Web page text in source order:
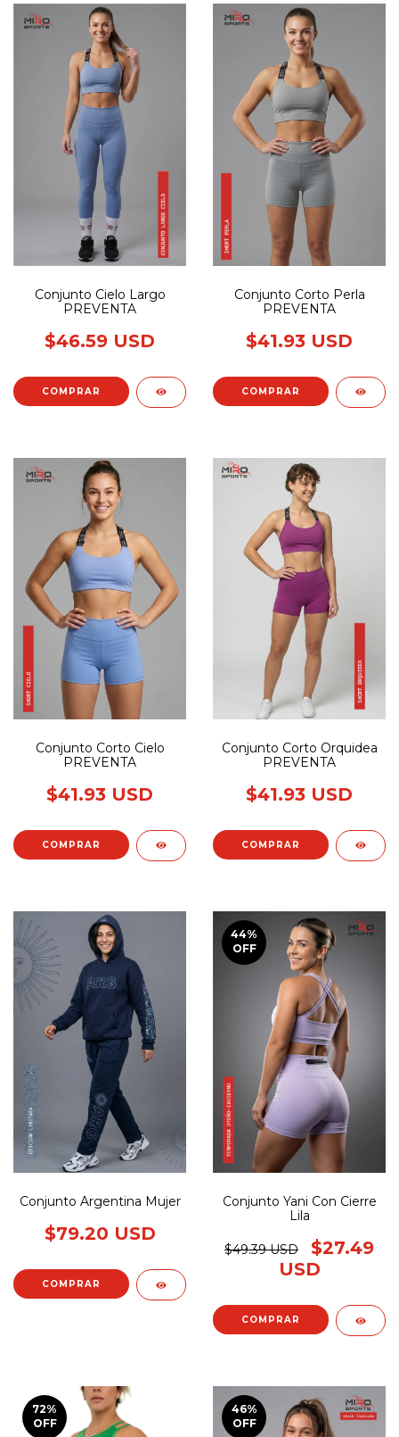
Conjunto Cielo Largo
PREVENTA
$46.59 USD
COMPRAR
Conjunto Corto Perla
PREVENTA
$41.93 USD
COMPRAR
Conjunto Corto Cielo
PREVENTA
$41.93 USD
COMPRAR
Conjunto Corto Orquidea
PREVENTA
$41.93 USD
COMPRAR
Conjunto Argentina Mujer
$79.20 USD
COMPRAR
44%
OFF
Conjunto Yani Con Cierre
Lila
$49.39 USD
$27.49
USD
COMPRAR
72%
OFF
46%
OFF